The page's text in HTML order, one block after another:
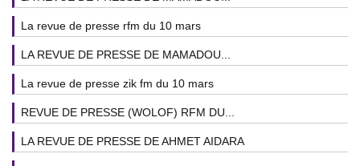
La revue de presse rfm du 10 mars
LA REVUE DE PRESSE DE MAMADOU...
La revue de presse zik fm du 10 mars
REVUE DE PRESSE (WOLOF) RFM DU...
LA REVUE DE PRESSE DE AHMET AIDARA